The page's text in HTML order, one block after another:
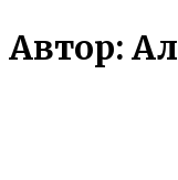
Автор: